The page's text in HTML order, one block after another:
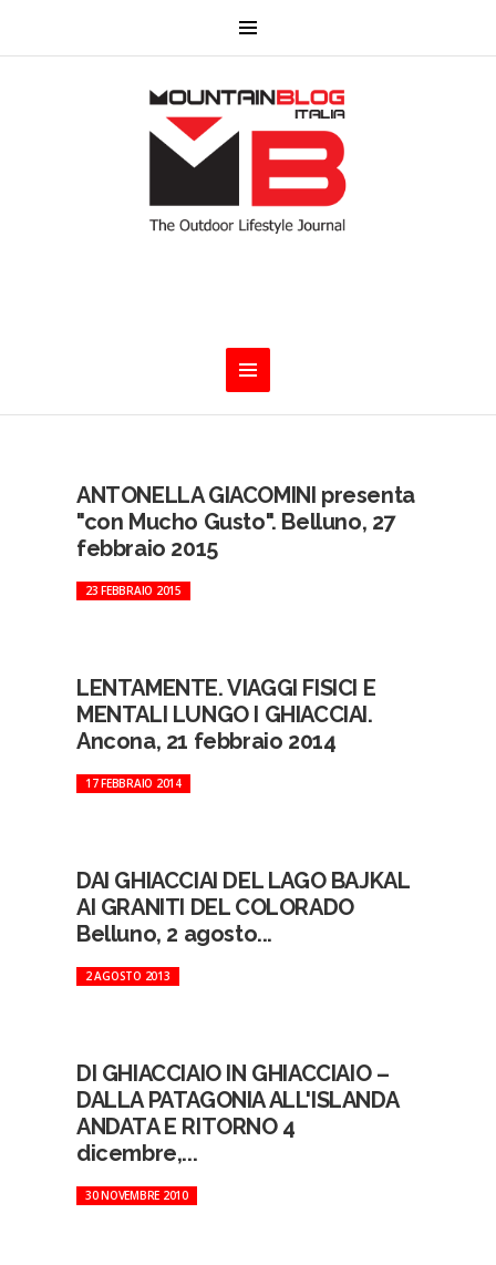
ANTONELLA GIACOMINI presenta
"con Mucho Gusto". Belluno, 27
febbraio 2015
23 FEBBRAIO 2015
LENTAMENTE. VIAGGI FISICI E
MENTALI LUNGO I GHIACCIAI.
Ancona, 21 febbraio 2014
17 FEBBRAIO 2014
DAI GHIACCIAI DEL LAGO BAJKAL
AI GRANITI DEL COLORADO
Belluno, 2 agosto...
2 AGOSTO 2013
DI GHIACCIAIO IN GHIACCIAIO –
DALLA PATAGONIA ALL'ISLANDA
ANDATA E RITORNO 4
dicembre,...
30 NOVEMBRE 2010